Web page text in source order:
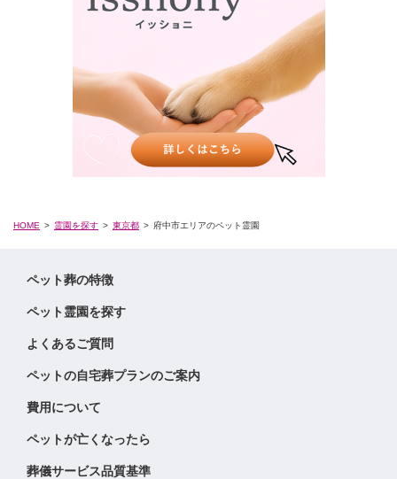
HOME 霊園を探す 東京都 府中市エリアのペット霊園
ペット葬の特徴
ペット霊園を探す
よくあるご質問
ペットの自宅葬プランのご案内
費用について
ペットが亡くなったら
葬儀サービス品質基準